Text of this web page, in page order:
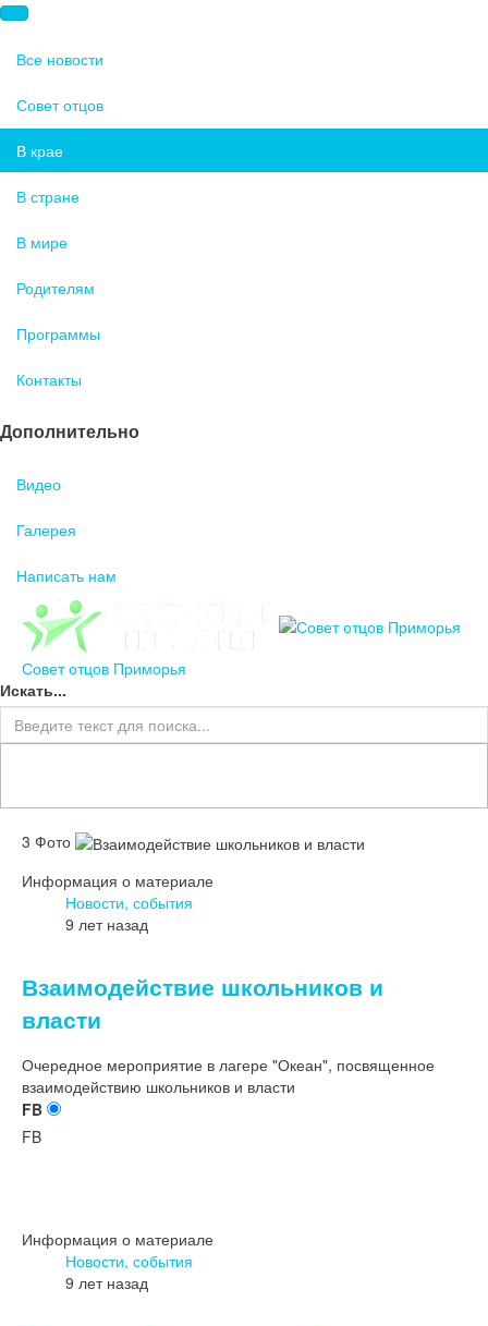
Все новости
Совет отцов
В крае
В стране
В мире
Родителям
Программы
Контакты
Дополнительно
Видео
Галерея
Написать нам
Совет отцов Приморья
Искать...
3 Фото
Информация о материале
Новости, события
9 лет назад
Взаимодействие школьников и
власти
Очередное мероприятие в лагере "Океан", посвященное
взаимодействию школьников и власти
FB
FB
Информация о материале
Новости, события
9 лет назад